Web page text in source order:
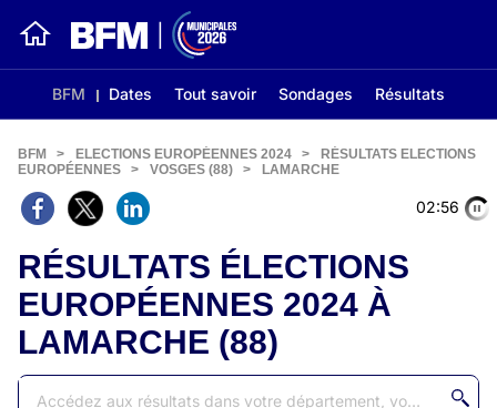
BFM Dates Tout savoir Sondages Résultats
02:56
BFM > ELECTIONS EUROPÉENNES 2024 >
RÉSULTATS ELECTIONS
EUROPÉENNES
> VOSGES (88) > LAMARCHE
RÉSULTATS ÉLECTIONS
EUROPÉENNES 2024 À
LAMARCHE (88)